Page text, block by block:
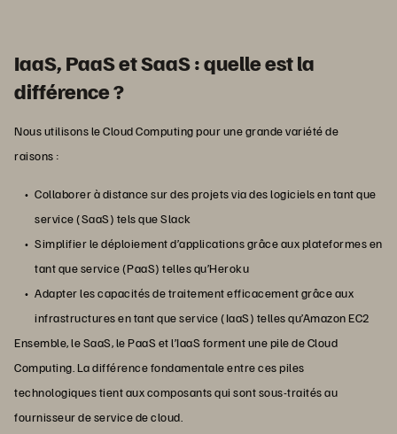
IaaS, PaaS et SaaS : quelle est la
différence ?
Nous utilisons le Cloud Computing pour une grande variété de
raisons :
Collaborer à distance sur des projets via des logiciels en tant que
service (SaaS) tels que Slack
Simplifier le déploiement d’applications grâce aux plateformes en
tant que service (PaaS) telles qu’Heroku
Adapter les capacités de traitement efficacement grâce aux
infrastructures en tant que service (IaaS) telles qu’Amazon EC2
Ensemble, le SaaS, le PaaS et l’IaaS forment une pile de Cloud
Computing. La différence fondamentale entre ces piles
technologiques tient aux composants qui sont sous-traités au
fournisseur de service de cloud.